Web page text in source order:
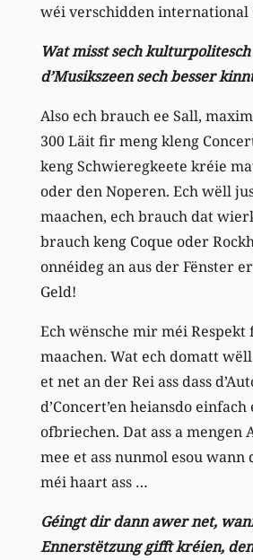
wéi verschidden international
Wat misst sech
d’Musikszeen sech besser
Also ech brauch ee Sall,
300 Läit fir meng kleng
keng Schwieregkeete kréie
oder den Noperen. Ech wëll
maachen, ech brauch dat
brauch keng Coque oder
onnéideg an aus der Fënster
Geld!
Ech wënsche mir méi
maachen. Wat ech domatt wëll
et net an der Rei ass dass
d’Concert’en heiansdo einfach
ofbriechen. Dat ass a mengen
mee et ass nunmol esou wann
méi haart ass …
Géingt dir dann awer net,
Ennerstëtzung gifft kréien,